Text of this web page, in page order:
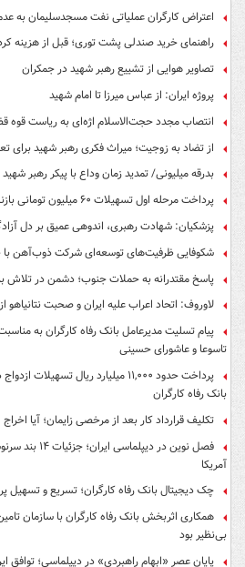
اعتراض کارگران عملیاتی نفت مسجدسلیمان به
راهنمای خرید صندلی پشت توری؛ قبل از هزینه
تصاویر هوایی از تشییع رهبر شهید در جمکران
پروژه ایران: از عباس میرزا تا امام شهید
انتصاب مجدد حجت‌الاسلام اژه‌ای به ریاست قوه‌
از تضاد به زوجیت؛ میراث فکری رهبر شهید برای
بدرقه میلیونی/ تمدید زمان وداع با پیکر رهبر شهید
پرداخت مرحله اول تسهیلات ۶۰ میلیون تومانی بازنشستگان تامین اجتماعی
پزشکیان: شهادت رهبری، اندوهی عمیق بر دل
شکوفایی ظرفیت‌های توسعه‌ای شرکت ذوب‌آهن با
پاسخ مقتدرانه به حملات جنوب؛ دشمن در تلاش
لاوروف: اتحاد اعراب علیه ایران و صحبت
پیام تسلیت مدیرعامل بانک رفاه کارگران به
تاسوعا و عاشورای حسینی
پرداخت حدود ۱۱,۰۰۰ میلیارد ریال
بانک رفاه کارگران
تکلیف قرارداد کار بعد از مرخصی زایمان؛ آیا
فصل نوین در
آمریکا
چک دیجیتال بانک رفاه کارگران؛ تسریع و تسهیل
همکاری اثربخش بانک رفاه کارگران با سازمان
بی‌نظیر بود
پایان عصرِ «ابهام راهبردی» در دیپلماسی؛ توافق